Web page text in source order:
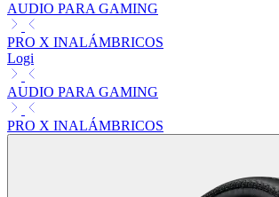
AUDIO PARA GAMING
PRO X INALÁMBRICOS
Logi
AUDIO PARA GAMING
PRO X INALÁMBRICOS